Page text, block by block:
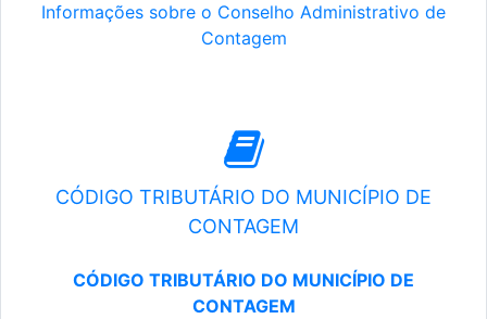
Informações sobre o Conselho Administrativo de
Contagem
CÓDIGO TRIBUTÁRIO DO MUNICÍPIO DE
CONTAGEM
CÓDIGO TRIBUTÁRIO DO MUNICÍPIO DE
CONTAGEM